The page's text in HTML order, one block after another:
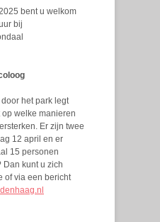
bent u welkom
bij
het park legt
welke manieren
Er zijn twee
12 april en er
15 personen
Dan kunt u zich
of via een bericht